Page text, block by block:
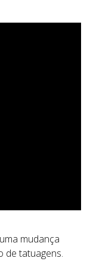
mudança
de tatuagens.